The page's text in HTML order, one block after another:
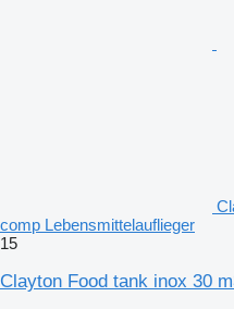
comp Lebensmittelauflieger
15
Clayton Food tank inox 30